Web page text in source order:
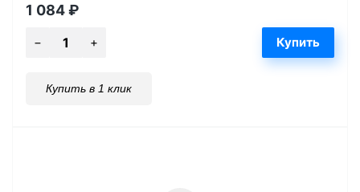
1 084₽
Купить в 1 клик